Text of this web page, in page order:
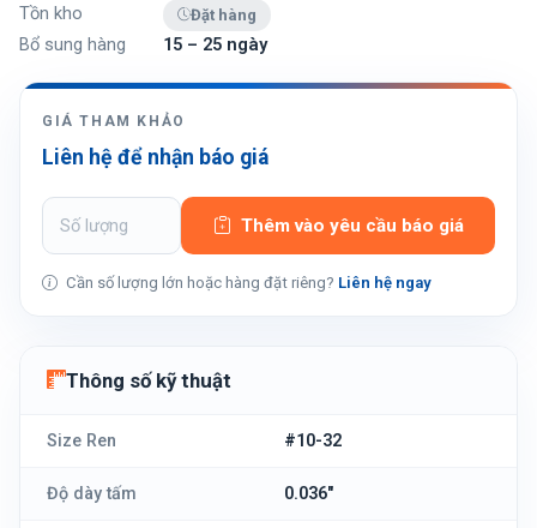
Tồn kho
Đặt hàng
Bổ sung hàng 15 – 25 ngày
GIÁ THAM KHẢO
Liên hệ để nhận báo giá
Thêm vào yêu cầu báo giá
Cần số lượng lớn hoặc hàng đặt riêng? Liên hệ ngay
Thông số kỹ thuật
Size Ren #10-32
Độ dày tấm 0.036"